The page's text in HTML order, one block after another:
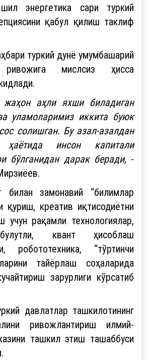
энергетика сари туркий
қабул қилиш таклиф
туркий дунё умумбашарий
ривожига мислсиз ҳисса
аҳли яхши биладиган
уламоларимиз иккита буюк
солишган. Бу азал-азалдан
ҳаётида инсон капитали
бўлганидан дарак беради,-
билан замонавий “билимлар
қуриш, креатив иқтисодиётни
учун рақамли технологиялар,
квант ҳисоблаш
робототехника, “тўртинчи
тайёрлаш соҳаларида
зарурлиги кўрсатиб
давлатлар ташкилотининг
ривожлантириш илмий-
ташкил этиш ташаббуси